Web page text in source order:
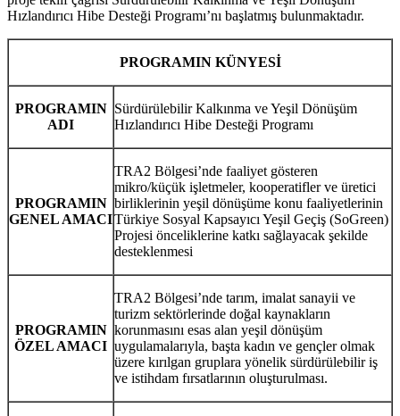
Hızlandırıcı Hibe Desteği Programı’nı başlatmış bulunmaktadır.
PROGRAMIN KÜNYESİ
PROGRAMIN
ADI
Sürdürülebilir Kalkınma ve Yeşil Dönüşüm
Hızlandırıcı Hibe Desteği Programı
PROGRAMIN
GENEL AMACI
TRA2 Bölgesi’nde faaliyet gösteren
mikro/küçük işletmeler, kooperatifler ve üretici
birliklerinin yeşil dönüşüme konu faaliyetlerinin
Türkiye Sosyal Kapsayıcı Yeşil Geçiş (SoGreen)
Projesi önceliklerine katkı sağlayacak şekilde
desteklenmesi
PROGRAMIN
ÖZEL AMACI
TRA2 Bölgesi’nde tarım, imalat sanayii ve
turizm sektörlerinde doğal kaynakların
korunmasını esas alan yeşil dönüşüm
uygulamalarıyla, başta kadın ve gençler olmak
üzere kırılgan gruplara yönelik sürdürülebilir iş
ve istihdam fırsatlarının oluşturulması.